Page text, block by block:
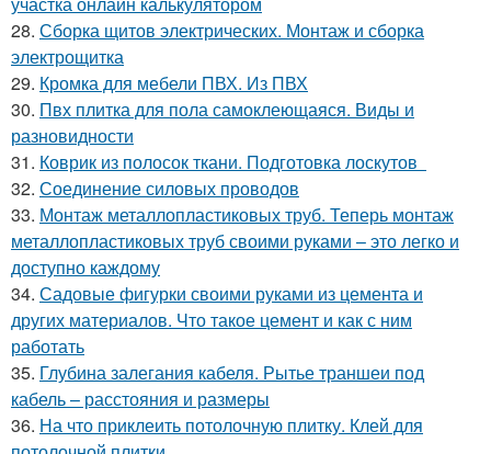
28. Сборка щитов электрических. Монтаж и сборка
электрощитка
29. Кромка для мебели ПВХ. Из ПВХ
30. Пвх плитка для пола самоклеющаяся. Виды и
разновидности
31. Коврик из полосок ткани. Подготовка лоскутов
32. Соединение силовых проводов
33. Монтаж металлопластиковых труб. Теперь монтаж
металлопластиковых труб своими руками – это легко и
доступно каждому
34. Садовые фигурки своими руками из цемента и
других материалов. Что такое цемент и как с ним
работать
35. Глубина залегания кабеля. Рытье траншеи под
кабель – расстояния и размеры
36. На что приклеить потолочную плитку. Клей для